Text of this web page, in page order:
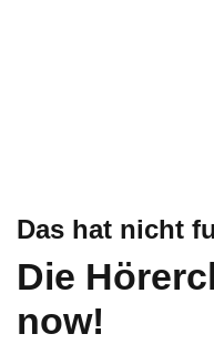
Das hat nicht
Die
now!